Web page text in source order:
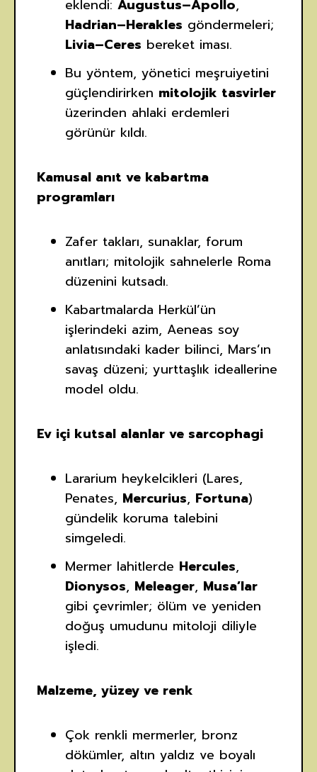
eklendi: Augustus–Apollo,
Hadrian–Herakles göndermeleri;
Livia–Ceres bereket iması.
Bu yöntem, yönetici meşruiyetini
güçlendirirken mitolojik tasvirler
üzerinden ahlaki erdemleri
görünür kıldı.
Kamusal anıt ve kabartma
programları
Zafer takları, sunaklar, forum
anıtları; mitolojik sahnelerle Roma
düzenini kutsadı.
Kabartmalarda Herkül’ün
işlerindeki azim, Aeneas soy
anlatısındaki kader bilinci, Mars’ın
savaş düzeni; yurttaşlık ideallerine
model oldu.
Ev içi kutsal alanlar ve sarcophagi
Lararium heykelcikleri (Lares,
Penates, Mercurius, Fortuna)
gündelik koruma talebini
simgeledi.
Mermer lahitlerde Hercules,
Dionysos, Meleager, Musa’lar
gibi çevrimler; ölüm ve yeniden
doğuş umudunu mitoloji diliyle
işledi.
Malzeme, yüzey ve renk
Çok renkli mermerler, bronz
dökümler, altın yaldız ve boyalı